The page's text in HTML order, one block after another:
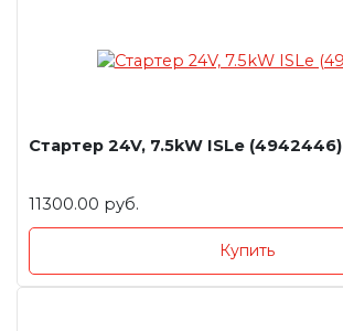
Стартер 24V, 7.5kW ISLe (4942446)
11300.00 руб.
Купить